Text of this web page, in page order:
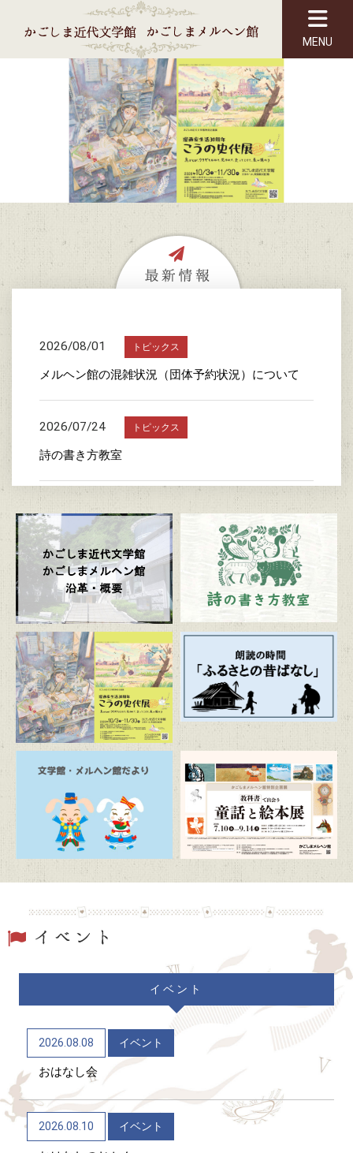
MENU
2026/08/01 トピックス
メルヘン館の混雑状況（団体予約状況）について
2026/07/24 トピックス
詩の書き方教室
2026/07/23
かごしま近代文学館特別企画展 「漫画家生活30周
年 こうの史代展 鳥がとび、ウサギもはねて、花
ゆれて、走ってこけて、長い道のり～かごしまスペ
シャルエディション～」
2026/07/20 トピックス
朗読の時間「ふるさとの昔ばなし」
2026/07/19 トピックス
駐車場および周辺道路混雑のお知らせ
2026/06/20 トピックス
「文学館・メルヘン館だより」(隔月発行)
2026/06/06 トピックス
かごしまメルヘン館特別企画展「教科書で出会う童
話と絵本展」（7/10～9/14）
トピックス
かごしま近代文学館 企画展「Let’s go to the
mountains！～作家×山～」（12/9～R9/6/21）
2026/06/04
かごしま近代文学館 テーマ展「向田邦子日本を旅
する～Bon Voyage～」（11/1～R9/3/15）
イベント
2026.08.08 イベント
おはなし会
2026.08.10 イベント